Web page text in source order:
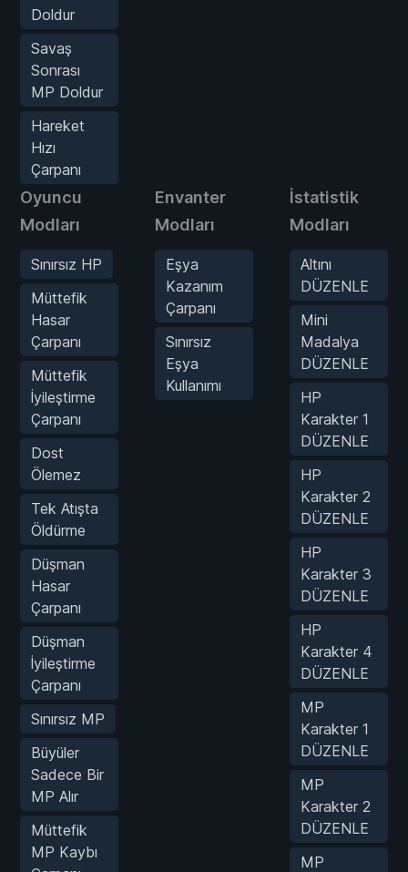
Doldur
Savaş
Sonrası
MP Doldur
Hareket
Hızı
Çarpanı
Oyuncu
Modları
Sınırsız HP
Müttefik
Hasar
Çarpanı
Müttefik
İyileştirme
Çarpanı
Dost
Ölemez
Tek Atışta
Öldürme
Düşman
Hasar
Çarpanı
Düşman
İyileştirme
Çarpanı
Sınırsız MP
Büyüler
Sadece Bir
MP Alır
Müttefik
MP Kaybı
Envanter
Modları
Eşya
Kazanım
Çarpanı
Sınırsız
Eşya
Kullanımı
İstatistik
Modları
Altını
DÜZENLE
Mini
Madalya
DÜZENLE
HP
Karakter 1
DÜZENLE
HP
Karakter 2
DÜZENLE
HP
Karakter 3
DÜZENLE
HP
Karakter 4
DÜZENLE
MP
Karakter 1
DÜZENLE
MP
Karakter 2
DÜZENLE
MP